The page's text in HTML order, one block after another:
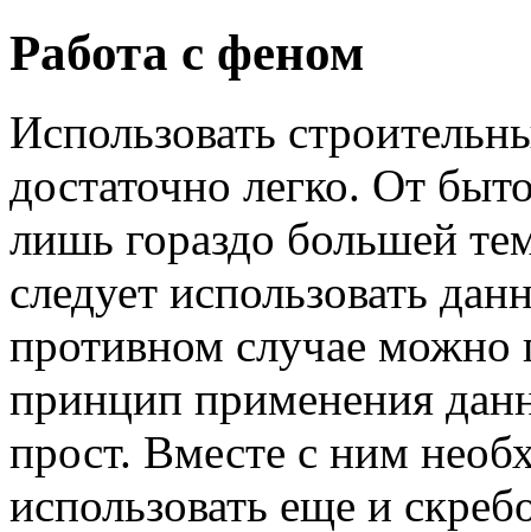
Работа с феном
Использовать
достаточно легко. От
лишь гораздо большей
следует использовать
противном случае
принцип применения
прост. Вместе с ним
использовать еще и